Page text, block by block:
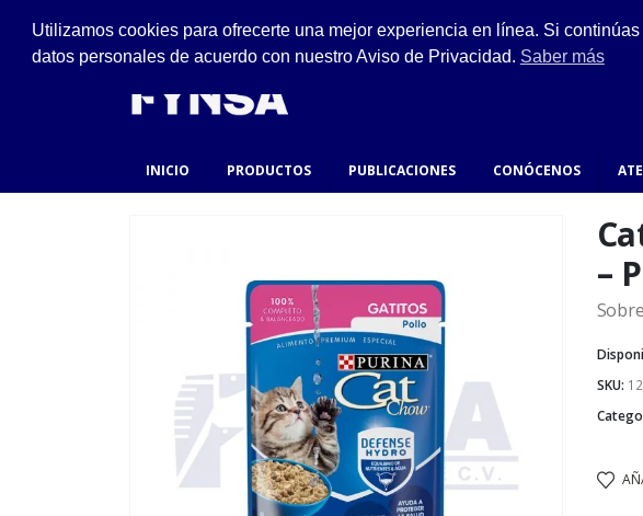
Ejido #94, San Felipe de Jesús, Gustavo A. Madero.
INICIO PRODUCTOS PUBLICACIONES CONÓCENOS
–
SKU:
Utilizamos cookies para ofrecerte una mejor experiencia en línea. Si
datos personales de acuerdo con nuestro Aviso de Privacidad. Saber más